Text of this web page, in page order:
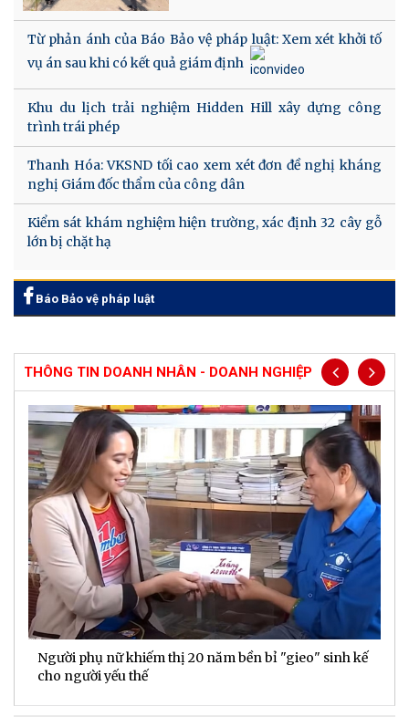
Từ phản ánh của Báo Bảo vệ pháp luật: Xem xét khởi tố
vụ án sau khi có kết quả giám định
Khu du lịch trải nghiệm Hidden Hill xây dựng công
trình trái phép
Thanh Hóa: VKSND tối cao xem xét đơn đề nghị kháng
nghị Giám đốc thẩm của công dân
Kiểm sát khám nghiệm hiện trường, xác định 32 cây gỗ
lớn bị chặt hạ
Báo Bảo vệ pháp luật
THÔNG TIN DOANH NHÂN - DOANH NGHIỆP
Người phụ nữ khiếm thị 20 năm bền bỉ "gieo" sinh kế
cho người yếu thế